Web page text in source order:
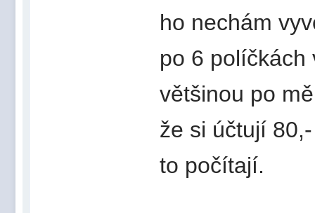
ho nechám
po 6 políčkách
většinou po
že si účtují
to počítají.